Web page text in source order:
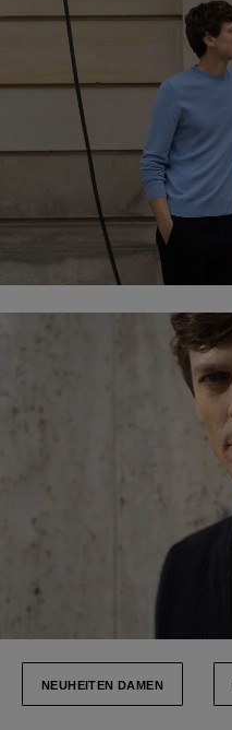
Bio-Baumwolle
T-Shirt aus Bio-Baumwolle
NEUHEITEN DAMEN